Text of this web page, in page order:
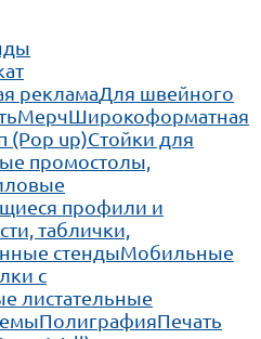
рекламаДля швейного
МерчШирокоформатная
(Pop up)Cтойки для
промостолы,
профили и
таблички,
стендыМобильные
с
листательные
ПолиграфияПечать